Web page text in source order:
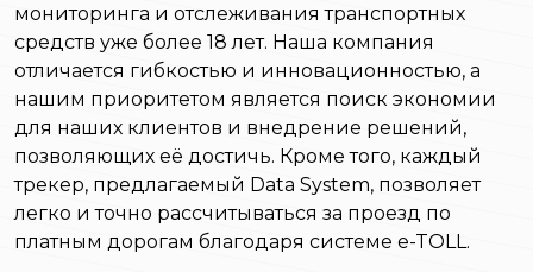
мониторинга и отслеживания транспортных
средств уже более 18 лет. Наша компания
отличается гибкостью и инновационностью, а
нашим приоритетом является поиск экономии
для наших клиентов и внедрение решений,
позволяющих её достичь. Кроме того, каждый
трекер, предлагаемый Data System, позволяет
легко и точно рассчитываться за проезд по
платным дорогам благодаря системе e-TOLL.